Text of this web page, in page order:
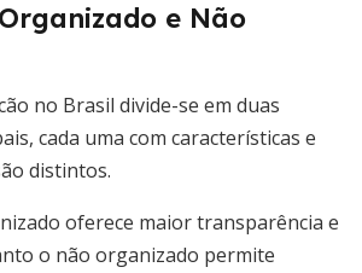
e Não
no Brasil divide-se em duas
cada uma com características e
distintos.
oferece maior transparência e
o não organizado permite